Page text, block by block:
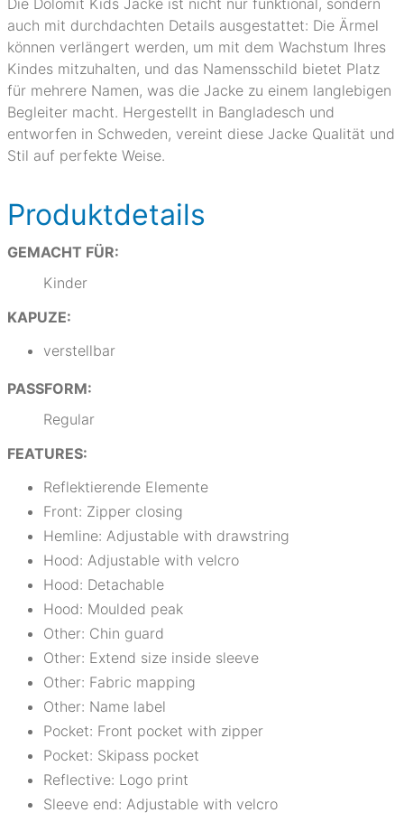
Die Dolomit Kids Jacke ist nicht nur funktional, sondern
auch mit durchdachten Details ausgestattet: Die Ärmel
können verlängert werden, um mit dem Wachstum Ihres
Kindes mitzuhalten, und das Namensschild bietet Platz
für mehrere Namen, was die Jacke zu einem langlebigen
Begleiter macht. Hergestellt in Bangladesch und
entworfen in Schweden, vereint diese Jacke Qualität und
Stil auf perfekte Weise.
Produktdetails
GEMACHT FÜR:
Kinder
KAPUZE:
verstellbar
PASSFORM:
Regular
FEATURES:
Reflektierende Elemente
Front: Zipper closing
Hemline: Adjustable with drawstring
Hood: Adjustable with velcro
Hood: Detachable
Hood: Moulded peak
Other: Chin guard
Other: Extend size inside sleeve
Other: Fabric mapping
Other: Name label
Pocket: Front pocket with zipper
Pocket: Skipass pocket
Reflective: Logo print
Sleeve end: Adjustable with velcro